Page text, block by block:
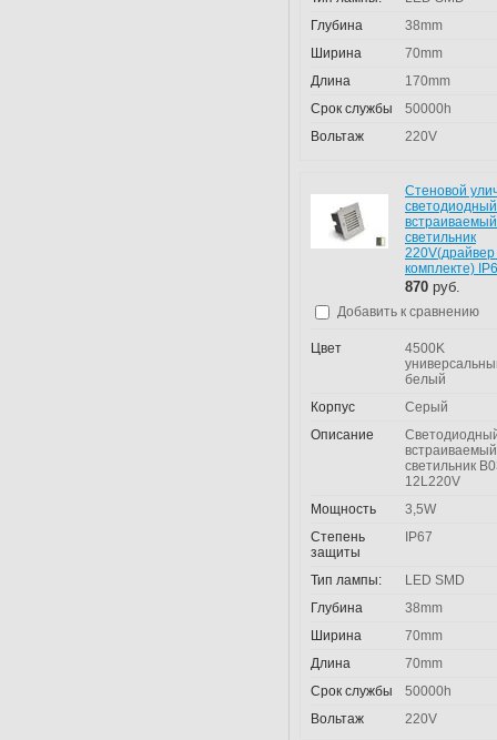
Глубина
38mm
Ширина
70mm
Длина
170mm
Срок службы
50000h
Вольтаж
220V
Стеновой
светодиодный
встраиваемый
светильник
220V(драйвер
комплекте)
870 руб.
Добавить к сравнению
Цвет
4500K
белый
Корпус
Серый
Описание
встраиваемый
светильник
12L220V
Мощность
3,5W
Степень
защиты
IP67
Тип лампы:
LED SMD
Глубина
38mm
Ширина
70mm
Длина
70mm
Срок службы
50000h
Вольтаж
220V